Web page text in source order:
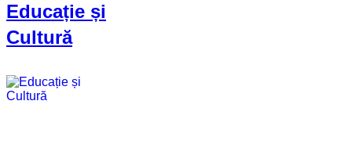
Educație și
Cultură